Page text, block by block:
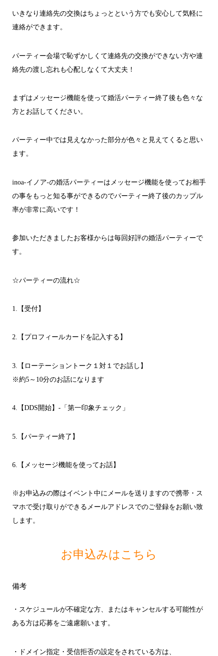
いきなり連絡先の交換はちょっとという方でも安心して気軽に
連絡ができます。
パーティー会場で恥ずかしくて連絡先の交換ができない方や連
絡先の渡し忘れも心配しなくて大丈夫！
まずはメッセージ機能を使って婚活パーティー終了後も色々な
方とお話してください。
パーティー中では見えなかった部分が色々と見えてくると思い
ます。
inoa-イノア-の婚活パーティーはメッセージ機能を使ってお相手
の事をもっと知る事ができるのでパーティー終了後のカップル
率が非常に高いです！
参加いただきましたお客様からは毎回好評の婚活パーティーで
す。
☆パーティーの流れ☆
1.【受付】
2.【プロフィールカードを記入する】
3.【ローテーショントーク１対１でお話し】
※約5～10分のお話になります
4.【DDS開始】-「第一印象チェック」
5.【パーティー終了】
6.【メッセージ機能を使ってお話】
※お申込みの際はイベント中にメールを送りますので携帯・ス
マホで受け取りができるメールアドレスでのご登録をお願い致
します。
お申込みはこちら
備考
・スケジュールが不確定な方、またはキャンセルする可能性が
ある方は応募をご遠慮願います。
・ドメイン指定・受信拒否の設定をされている方は、